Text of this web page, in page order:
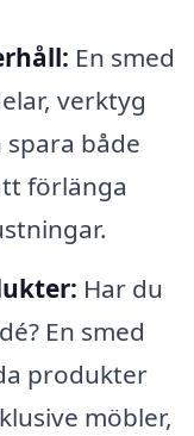
En smed
verktyg
spara både
förlänga
Har du
En smed
produkter
möbler,